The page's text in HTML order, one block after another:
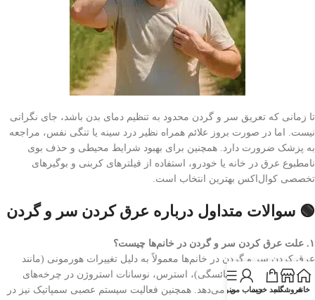
تا زمانی که تعریق سر و گردن محدود به تنظیم دمای بدن باشد، جای نگرانی
نیست. اما در صورت بروز علائم همراه نظیر درد سینه یا تنگی نفس، مراجعه
به پزشک ضرورت دارد. همچنین برای بهبود شرایط محیطی و حذف بوی
نامطبوع عرق در خانه یا خودرو، استفاده از فیلترهای کربنی و بوگیرهای
تخصصی کوال‌اکس بهترین انتخاب است.
🟢 سوالات متداول درباره عرق کردن سر و گردن
۱. علت عرق کردن سر و گردن در خانم‌ها چیست؟
عرق کردن سر و گردن در خانم‌ها معمولاً به دلیل تغییرات هورمونی (مانند
دوران پیش‌یائسگی و یائسگی)، استرس، نوسانات استروژن در چرخه‌های
قاعدگی یا بارداری رخ می‌دهد. همچنین فعالیت سیستم عصبی سمپاتیک نیز در
خانهفروشگاهسبد خریدحساب منمنو